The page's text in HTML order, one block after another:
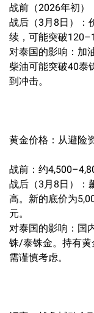
战前（2026年初）
战后（3月8日）：
续，可能突破
对泰国的影响：加
柴油可能突破40泰
到冲击。
黄金价格：从避险
战前：约
战后（3月8日）：
高。新的底价为
元。
对泰国的影响：国
铢/泰铢金。持有
需谨慎考虑。